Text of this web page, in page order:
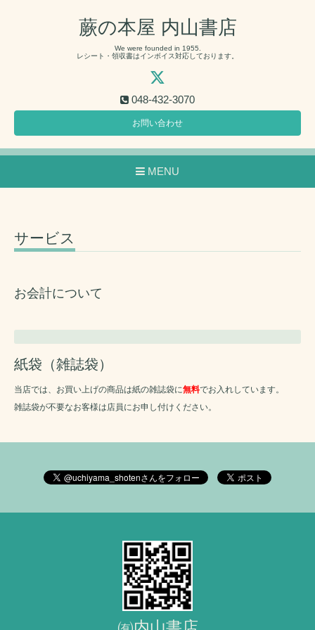
蕨の本屋 内山書店
We were founded in 1955.
レシート・領収書はインボイス対応しております。
048-432-3070
お問い合わせ
MENU
サービス
お会計について
紙袋（雑誌袋）
当店では、お買い上げの商品は紙の雑誌袋に無料でお入れしています。
雑誌袋が不要なお客様は店員にお申し付けください。